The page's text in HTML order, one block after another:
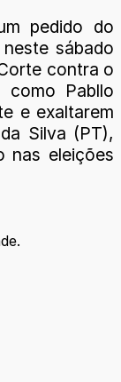
pedido do
sábado
contra o
como Pabllo
e exaltarem
Silva (PT),
nas eleições